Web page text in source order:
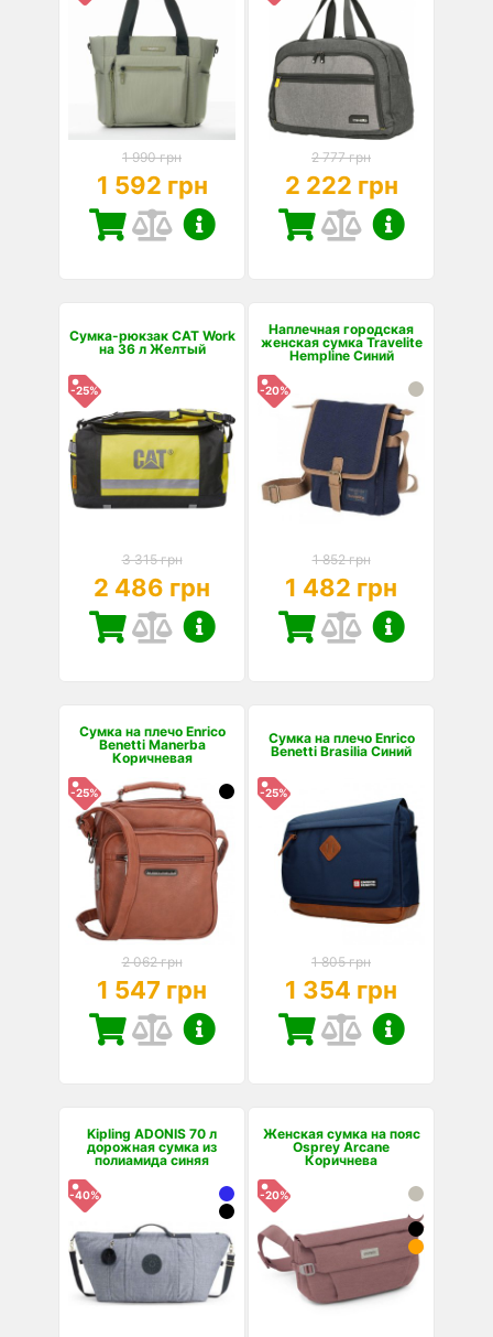
1 990 грн
1 592 грн
2 777 грн
2 222 грн
Сумка-рюкзак CAT Work
на 36 л Желтый
-25%
3 315 грн
2 486 грн
Наплечная городская
женская сумка Travelite
Hempline Синий
-20%
1 852 грн
1 482 грн
Сумка на плечо Enrico
Benetti Manerba
Коричневая
-25%
2 062 грн
1 547 грн
Сумка на плечо Enrico
Benetti Brasilia Синий
-25%
1 805 грн
1 354 грн
Kipling ADONIS 70 л
дорожная сумка из
полиамида синяя
-40%
Женская сумка на пояс
Osprey Arcane
Коричнева
-20%